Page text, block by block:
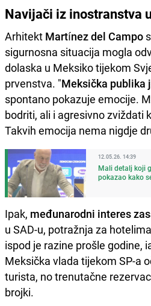
Navijači iz inostranstva
Arhitekt Martínez del Campo
sigurnosna situacija mogla
dolaska u Meksiko tijekom
prvenstva. "Meksička publika
spontano pokazuje emocije.
bodriti, ali i agresivno zviždati
Takvih emocija nema nigdje
12.05.26. 14:39
Mali detalj koji
pokazao kako
Ipak, međunarodni interes
u SAD-u, potražnja za
ispod je razine prošle godine,
Meksička vlada tijekom SP-a
turista, no trenutačne
brojki.